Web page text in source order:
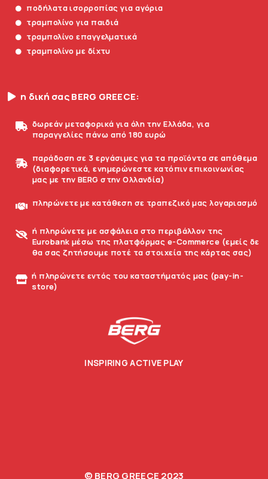
ποδήλατα ισορροπίας για αγόρια
τραμπολίνο για παιδιά
τραμπολίνο επαγγελματικά
τραμπολίνο με δίχτυ
η δική σας BERG GREECE:
δωρεάν μεταφορικά για όλη την Ελλάδα, για
παραγγελίες πάνω από 180 ευρώ
παράδοση σε 3 εργάσιμες για τα προϊόντα σε απόθεμα
(διαφορετικά, ενημερώνεστε κατόπιν επικοινωνίας
μας με την BERG στην Ολλανδία)
πληρώνετε με κατάθεση σε τραπεζικό μας λογαριασμό
ή πληρώνετε με ασφάλεια στο περιβάλλον της
Eurobank μέσω της πλατφόρμας e-Commerce (εμείς δε
θα σας ζητήσουμε ποτέ τα στοιχεία της κάρτας σας)
ή πληρώνετε εντός του καταστήματός μας (pay-in-
store)
INSPIRING ACTIVE PLAY
© BERG GREECE 2023